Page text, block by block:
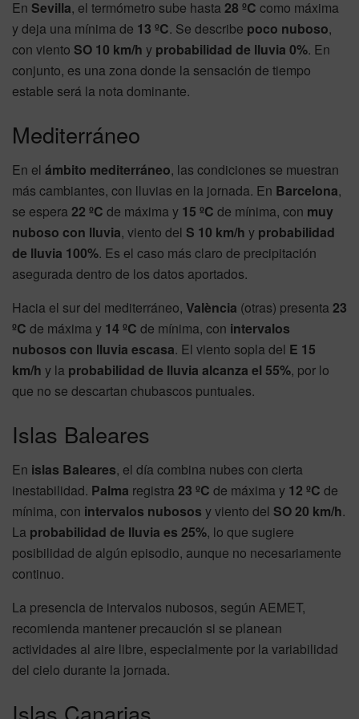
En Sevilla, el termómetro sube hasta28 ºC como máxima
y deja una mínima de 13 ºC. Se describe poco nuboso,
con viento SO 10 km/h y probabilidad de lluvia 0%. En
conjunto, es una zona donde la sensación de tiempo
estable será la nota dominante.
Mediterráneo
En el ámbito mediterráneo, las condiciones se muestran
más cambiantes, con lluvias en la jornada. En Barcelona,
se espera22 ºC de máxima y 15 ºC de mínima, con muy
nuboso con lluvia, viento del S 10 km/h y probabilidad
de lluvia 100%. Es el caso más claro de precipitación
asegurada dentro de los datos aportados.
Hacia el sur del mediterráneo, València (otras) presenta23
ºC de máxima y 14 ºC de mínima, con intervalos
nubosos con lluvia escasa. El viento sopla del E 15
km/h y la probabilidad de lluvia alcanza el 55%, por lo
que no se descartan chubascos puntuales.
Islas Baleares
En islas Baleares, el día combina nubes con cierta
inestabilidad. Palma registra23 ºC de máxima y 12 ºC de
mínima, con intervalos nubosos y viento del SO 20 km/h.
La probabilidad de lluvia es 25%, lo que sugiere
posibilidad de algún episodio, aunque no necesariamente
continuo.
La presencia de intervalos nubosos, según AEMET,
recomienda mantener precaución si se planean
actividades al aire libre, especialmente por la variabilidad
del cielo durante la jornada.